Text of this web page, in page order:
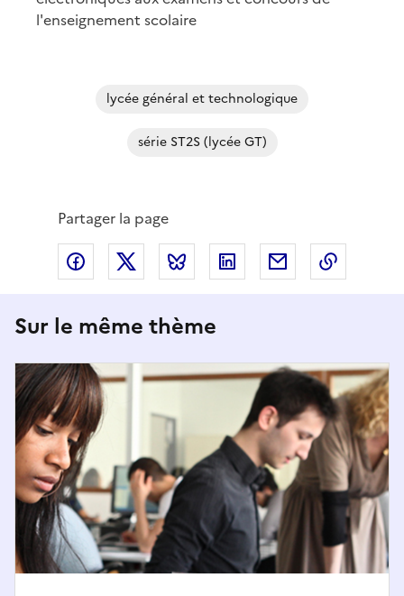
l'enseignement scolaire
lycée général et technologique
série ST2S (lycée GT)
Partager la page
Partager via Facebook
Partager via XPartager via Bluesky
Partager via LinkedIn
Partager par
Sur le même thème